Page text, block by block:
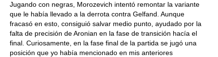
Jugando con negras, Morozevich intentó remontar la variante
que le había llevado a la derrota contra Gelfand. Aunque
fracasó en esto, consiguió salvar medio punto, ayudado por la
falta de precisión de Aronian en la fase de transición hacía el
final. Curiosamente, en la fase final de la partida se jugó una
posición que yo había mencionado en mis anteriores